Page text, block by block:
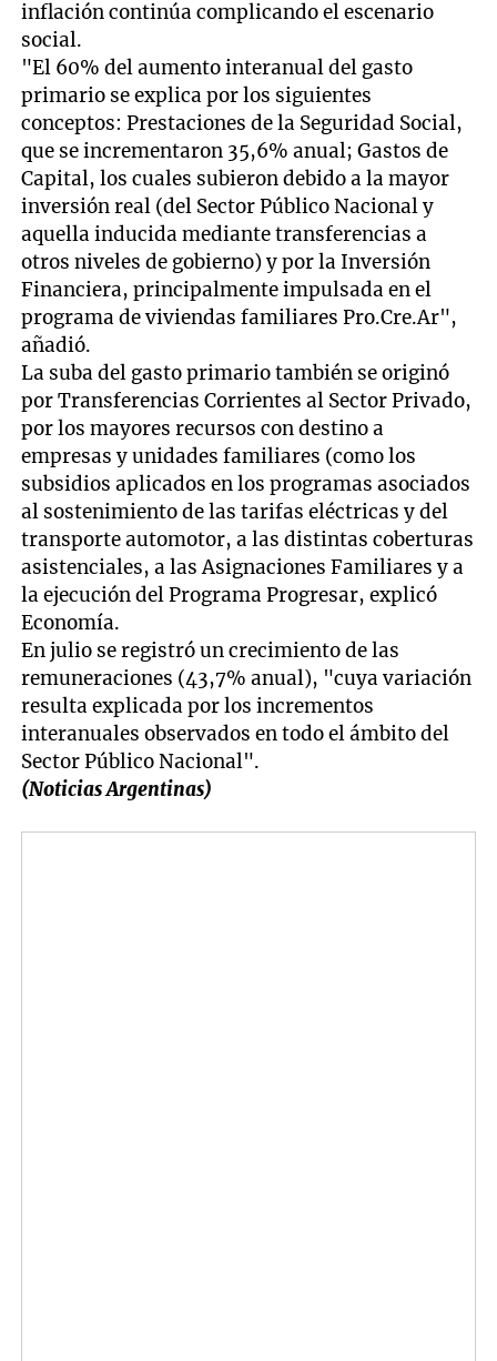
inflación continúa complicando el escenario
social.
"El 60% del aumento interanual del gasto
primario se explica por los siguientes
conceptos: Prestaciones de la Seguridad Social,
que se incrementaron 35,6% anual; Gastos de
Capital, los cuales subieron debido a la mayor
inversión real (del Sector Público Nacional y
aquella inducida mediante transferencias a
otros niveles de gobierno) y por la Inversión
Financiera, principalmente impulsada en el
programa de viviendas familiares Pro.Cre.Ar",
añadió.
La suba del gasto primario también se originó
por Transferencias Corrientes al Sector Privado,
por los mayores recursos con destino a
empresas y unidades familiares (como los
subsidios aplicados en los programas asociados
al sostenimiento de las tarifas eléctricas y del
transporte automotor, a las distintas coberturas
asistenciales, a las Asignaciones Familiares y a
la ejecución del Programa Progresar, explicó
Economía.
En julio se registró un crecimiento de las
remuneraciones (43,7% anual), "cuya variación
resulta explicada por los incrementos
interanuales observados en todo el ámbito del
Sector Público Nacional".
(Noticias Argentinas)